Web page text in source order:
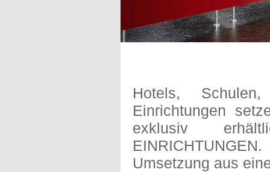
Hotels,
Einrichtungen
exklusiv
Umsetzung aus